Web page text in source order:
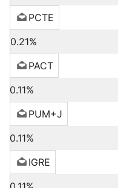
PCTE
0.21%
PACT
0.11%
PUM+J
0.11%
IGRE